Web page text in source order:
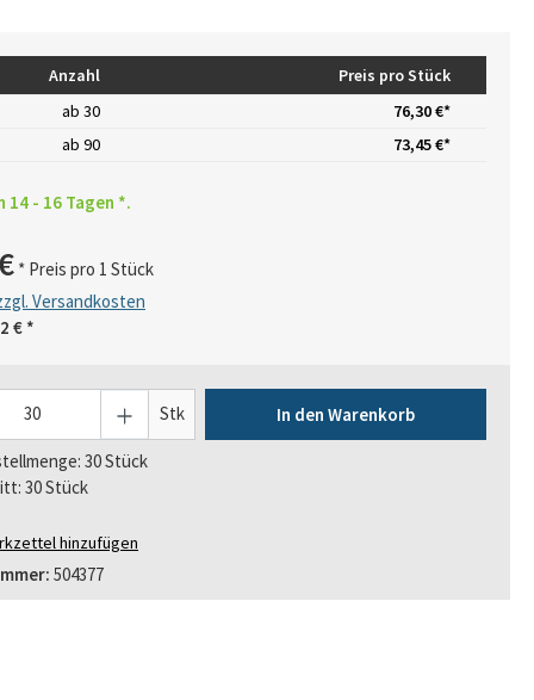
Anzahl
Preis pro Stück
ab 30
76,30 €*
ab 90 73,45 €*
14 - 16 Tagen *.
* Preis pro 1 Stück
Versandkosten
€ *
Stk In den Warenkorb
30 Stück
30 Stück
hinzufügen
504377